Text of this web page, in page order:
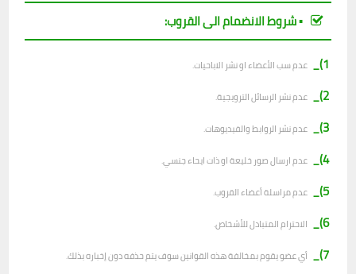
▪︎ شروط الانضمام الى القروب:
1)_
عدم سب الأعضاء او نشر الاباحيات.
2)_ عدم نشر الرسائل الترويجية.
3)_ عدم نشر الروابط والفيديوهات.
4)_ عدم ارسال صور خليعة او ذات ايحاء جنسي.
5)_ عدم مراسلة أعضاء القروب.
6)_ الاحترام المتبادل للأشخاص.
7)_ أي عضو يقوم بمخالفة هذه القوانين سوف يتم حذفه دون إخباره بذلك.